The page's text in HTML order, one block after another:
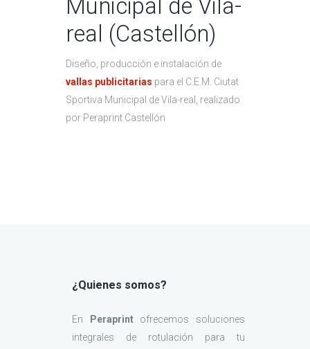
Municipal de Vila-
real (Castellón)
Diseño, producción e instalación de
vallas publicitarias para el C.E.M. Ciutat
Sportiva Municipal de Vila-real, realizado
por Peraprint Castellón
¿Quienes somos?
En Peraprintofrecemos soluciones
integrales de rotulación para tu